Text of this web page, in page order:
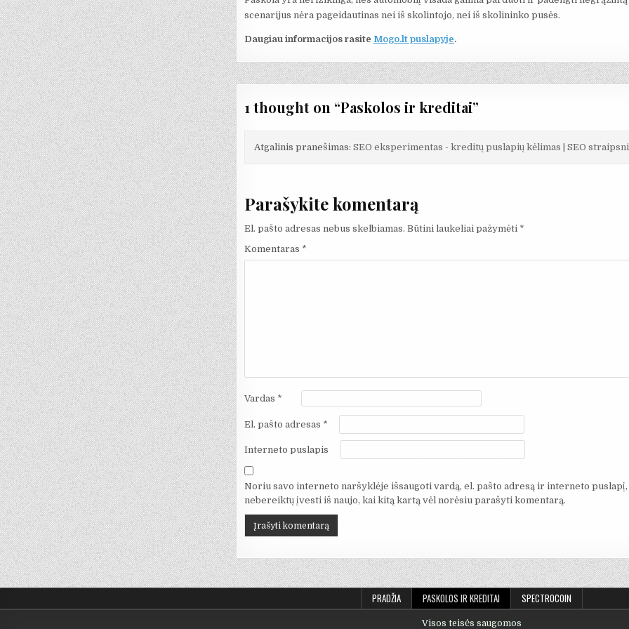
scenarijus nėra pageidautinas nei iš skolintojo, nei iš skolininko pusės.
Daugiau informacijos rasite Mogo.lt puslapyje.
1 thought on “Paskolos ir kreditai”
Atgalinis pranešimas: SEO eksperimentas - kreditų puslapių kėlimas | SEO
Parašykite komentarą
El. pašto adresas nebus skelbiamas. Būtini laukeliai pažymėti *
Komentaras *
Vardas *
El. pašto adresas *
Interneto puslapis
Noriu savo interneto naršyklėje išsaugoti vardą, el. pašto adresą ir interneto puslapį,
nebereiktų įvesti iš naujo, kai kitą kartą vėl norėsiu parašyti komentarą.
PRADŽIA PASKOLOS IR KREDITAI SPECTROCOIN
Visos teisės saugomos